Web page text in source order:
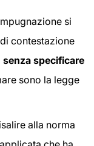
si
contestazione
senza specificare
sono la legge
alla norma